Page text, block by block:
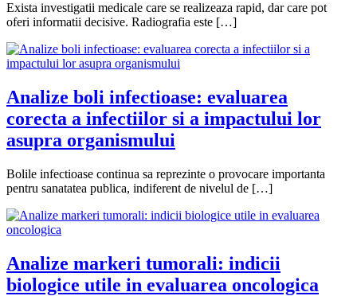
Exista investigatii medicale care se realizeaza rapid, dar care pot
oferi informatii decisive. Radiografia este […]
Analize boli infectioase: evaluarea
corecta a infectiilor si a impactului lor
asupra organismului
Bolile infectioase continua sa reprezinte o provocare importanta
pentru sanatatea publica, indiferent de nivelul de […]
Analize markeri tumorali: indicii
biologice utile in evaluarea oncologica